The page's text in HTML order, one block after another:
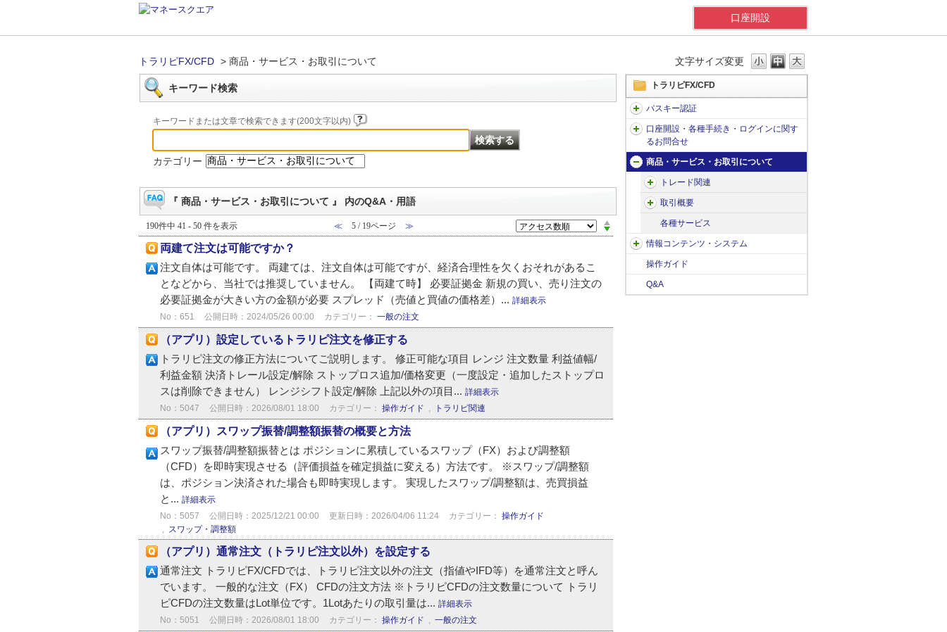
口座開設
文字サイズ変更
トラリピFX/CFD > 商品・サービス・お取引について
トラリピFX/CFD
パスキー認証
口座開設・各種手続き・ログインに関す
るお問合せ
商品・サービス・お取引について
トレード関連
取引概要
各種サービス
情報コンテンツ・システム
操作ガイド
Q&A
キーワード検索
キーワードまたは文章で検索できます(200文字以内)
カテゴリー
『 商品・サービス・お取引について 』 内のQ&A・用語
190件中 41 - 50 件を表示 ≪ 5 / 19ページ ≫
両建て注文は可能ですか？
注文自体は可能です。 両建ては、注文自体は可能ですが、経済合理性を欠くおそれがあるこ
となどから、当社では推奨していません。 【両建て時】 必要証拠金 新規の買い、売り注文の
必要証拠金が大きい方の金額が必要 スプレッド（売値と買値の価格差）... 詳細表示
No：651
公開日時：2024/05/26 00:00 カテゴリー： 一般の注文
（アプリ）設定しているトラリピ注文を修正する
トラリピ注文の修正方法についてご説明します。 修正可能な項目 レンジ 注文数量 利益値幅/
利益金額 決済トレール設定/解除 ストップロス追加/価格変更（一度設定・追加したストップロ
スは削除できません） レンジシフト設定/解除 上記以外の項目... 詳細表示
No：5047
公開日時：2026/08/01 18:00 カテゴリー： 操作ガイド , トラリピ関連
（アプリ）スワップ振替/調整額振替の概要と方法
スワップ振替/調整額振替とは ポジションに累積しているスワップ（FX）および調整額
（CFD）を即時実現させる（評価損益を確定損益に変える）方法です。 ※スワップ/調整額
は、ポジション決済された場合も即時実現します。 実現したスワップ/調整額は、売買損益
と... 詳細表示
No：5057
公開日時：2025/12/21 00:00 更新日時：2026/04/06 11:24 カテゴリー： 操作ガイド
, スワップ・調整額
（アプリ）通常注文（トラリピ注文以外）を設定する
通常注文 トラリピFX/CFDでは、トラリピ注文以外の注文（指値やIFD等）を通常注文と呼ん
でいます。 一般的な注文（FX） CFDの注文方法 ※トラリピCFDの注文数量について トラリ
ピCFDの注文数量はLot単位です。1Lotあたりの取引量は... 詳細表示
No：5051
公開日時：2026/08/01 18:00 カテゴリー： 操作ガイド , 一般の注文